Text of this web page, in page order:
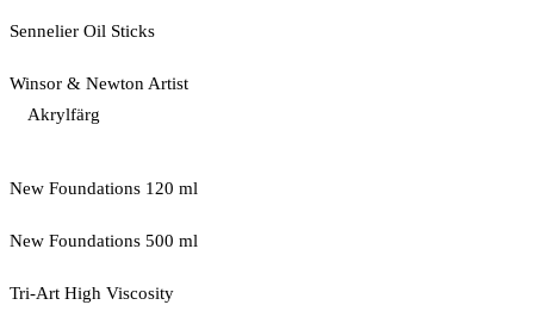
Sennelier Oil Sticks
Winsor & Newton Artist
Akrylfärg
New Foundations 120 ml
New Foundations 500 ml
Tri-Art High Viscosity